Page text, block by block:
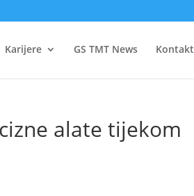
Karijere GS TMT News Kontakt
alate tijekom